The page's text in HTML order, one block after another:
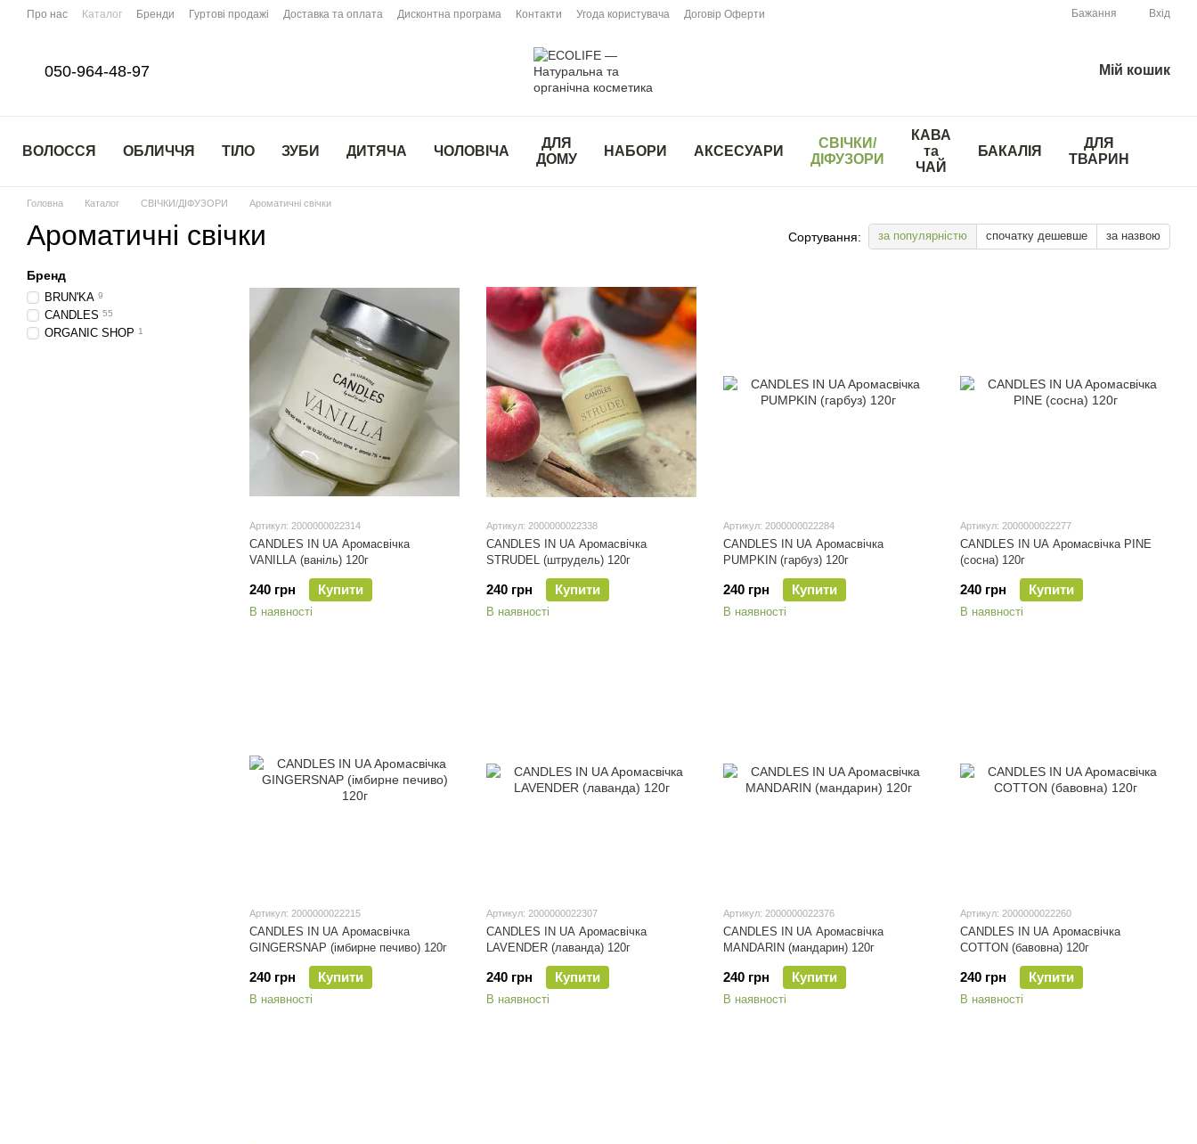
Перейти до основного контенту
Про нас Каталог Бренди Гуртові продажі Доставка та оплата Дисконтна програма Контакти Угода користувача Договір Оферти Бажання Вхід
050-964-48-97 Мій кошик
ВОЛОССЯ ОБЛИЧЧЯ ТІЛО ЗУБИ ДИТЯЧА ЧОЛОВІЧА
ДЛЯ
ДОМУ
НАБОРИ АКСЕСУАРИ
СВІЧКИ/
ДІФУЗОРИ
КАВА
та
ЧАЙ
БАКАЛІЯ
ДЛЯ
ТВАРИН
Головна Каталог СВІЧКИ/ДІФУЗОРИ Ароматичні свічки
Ароматичні свічки Сортування: за популярністю спочатку дешевше за назвою
Артикул: 2000000022314
CANDLES IN UA Аромасвічка
VANILLA (ваніль) 120г
240 грн Купити
В наявності
Артикул: 2000000022338
CANDLES IN UA Аромасвічка
STRUDEL (штрудель) 120г
240 грн Купити
В наявності
Артикул: 2000000022284
CANDLES IN UA Аромасвічка
PUMPKIN (гарбуз) 120г
240 грн Купити
В наявності
Артикул: 2000000022277
CANDLES IN UA Аромасвічка PINE
(сосна) 120г
240 грн Купити
В наявності
Артикул: 2000000022215
CANDLES IN UA Аромасвічка
GINGERSNAP (імбирне печиво) 120г
240 грн Купити
В наявності
Артикул: 2000000022307
CANDLES IN UA Аромасвічка
LAVENDER (лаванда) 120г
240 грн Купити
В наявності
Артикул: 2000000022376
CANDLES IN UA Аромасвічка
MANDARIN (мандарин) 120г
240 грн Купити
В наявності
Артикул: 2000000022260
CANDLES IN UA Аромасвічка
COTTON (бавовна) 120г
240 грн Купити
В наявності
Бренд
BRUN'KA 9
CANDLES 55
ORGANIC SHOP 1